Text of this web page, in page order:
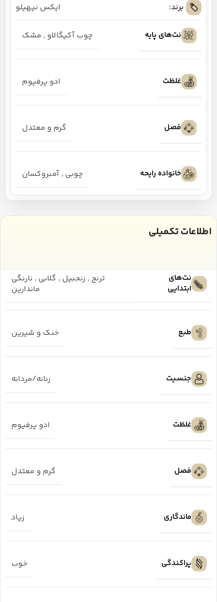
برند: ایکس نیهیلو
نت‌های پایه چوب آکیگالاو , مشک
غلظت ادو پرفیوم
فصل گرم و معتدل
خانواده رایحه چوبی ,آمبروکسان
اطلاعات تکمیلی
نت‌های
ابتدایی
ترنج , زنجبیل , گلابی , نارنگی
ماندارین
طبع خنک و شیرین
جنسیت زنانه/مردانه
غلظت ادو پرفیوم
فصل گرم و معتدل
ماندگاری زیاد
پراکندگی خوب